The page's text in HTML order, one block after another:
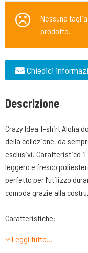
Nessuna
prodotto.
Chiedici
Descrizione
Crazy Idea T-shirt Aloha
della collezione, da
esclusivi. Caratteristico il
leggero e fresco
perfetto per l’utilizzo
comoda grazie alla
Caratteristiche:
Totalmente stampata
Leggi tutto…